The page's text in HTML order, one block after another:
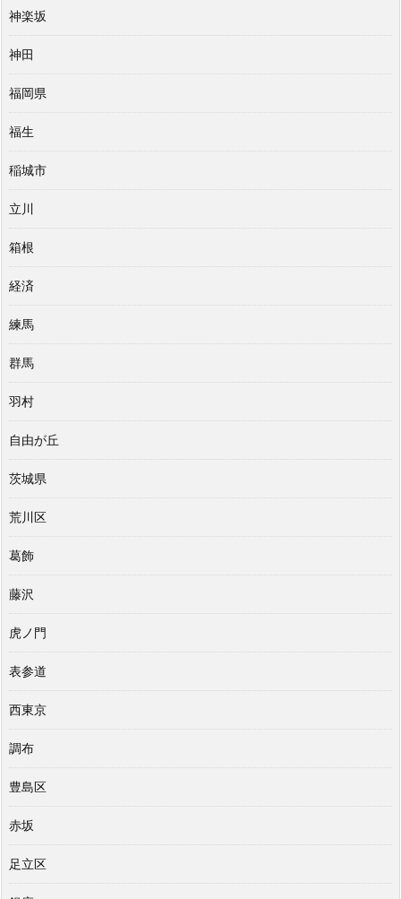
神楽坂
神田
福岡県
福生
稲城市
立川
箱根
経済
練馬
群馬
羽村
自由が丘
茨城県
荒川区
葛飾
藤沢
虎ノ門
表参道
西東京
調布
豊島区
赤坂
足立区